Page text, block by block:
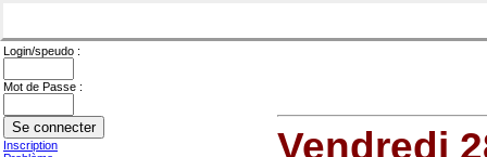
Login/speudo :
Mot de Passe :
Inscription
Vendredi